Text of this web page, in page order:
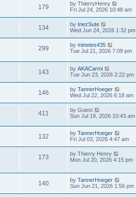
179 by ThierryHenry
Fri Jul 24, 2026 10:48 am
134 by InezSute
Wed Jun 24, 2026 1:32 pm
299 by minetes435
Tue Jul 21, 2026 7:09 pm
143 by AKACarmi
Tue Jun 23, 2026 2:22 pm
146 by TannerHoeger
Wed Jul 22, 2026 6:18 am
411 by Guest
Sun Jul 19, 2026 10:43 am
132 by TannerHoeger
Fri Jul 03, 2026 4:47 am
173 by Thierry Henry
Mon Jul 20, 2026 4:15 pm
140 by TannerHoeger
Sun Jun 21, 2026 1:56 pm